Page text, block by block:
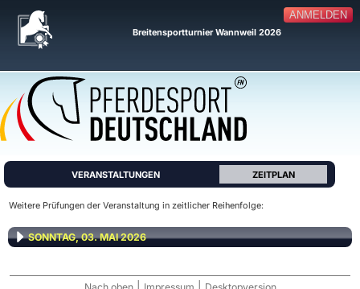
ANMELDEN
Breitensportturnier Wannweil 2026
VERANSTALTUNGEN ZEITPLAN
Weitere Prüfungen der Veranstaltung in zeitlicher Reihenfolge:
SONNTAG, 03. MAI 2026